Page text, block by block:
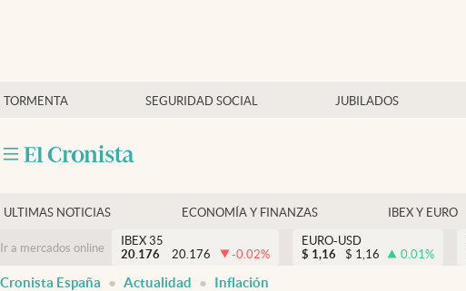
TORMENTA SEGURIDAD SOCIAL JUBILADOS
Economía y finanzas
Criptomonedas
ULTIMAS NOTICIAS ECONOMÍA Y FINANZAS IBEX Y EURO
Ir a mercados online
IBEX 35
20.176
20.176 -0.02%
EURO-USD
$ 1,16 $ 1,16 0.01%
Cronista España Actualidad Inflación